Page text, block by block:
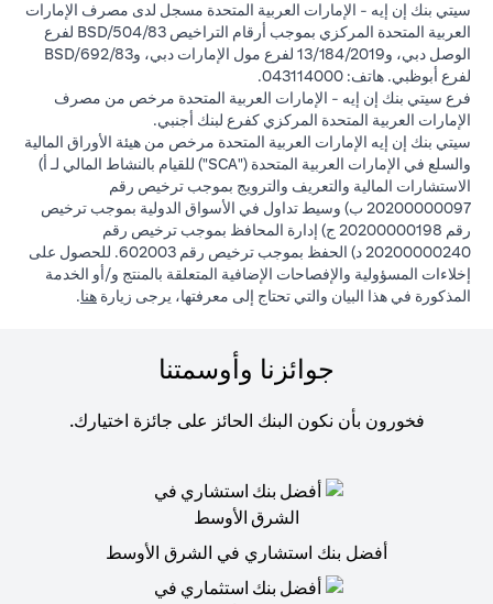
سيتي بنك إن إيه - الإمارات العربية المتحدة مسجل لدى مصرف الإمارات
العربية المتحدة المركزي بموجب أرقام التراخيص BSD/504/83 لفرع
الوصل دبي، و13/184/2019 لفرع مول الإمارات دبي، وBSD/692/83
لفرع أبوظبي. هاتف: 043114000.
فرع سيتي بنك إن إيه - الإمارات العربية المتحدة مرخص من مصرف
الإمارات العربية المتحدة المركزي كفرع لبنك أجنبي.
سيتي بنك إن إيه الإمارات العربية المتحدة مرخص من هيئة الأوراق المالية
والسلع في الإمارات العربية المتحدة ("SCA") للقيام بالنشاط المالي لـ أ)
الاستشارات المالية والتعريف والترويج بموجب ترخيص رقم
20200000097 ب) وسيط تداول في الأسواق الدولية بموجب ترخيص
رقم 20200000198 ج) إدارة المحافظ بموجب ترخيص رقم
20200000240 د) الحفظ بموجب ترخيص رقم 602003. للحصول على
إخلاءات المسؤولية والإفصاحات الإضافية المتعلقة بالمنتج و/أو الخدمة
المذكورة في هذا البيان والتي تحتاج إلى معرفتها، يرجى زيارة هنا.
جوائزنا وأوسمتنا
فخورون بأن نكون البنك الحائز على جائزة اختيارك.
أفضل بنك استشاري في الشرق الأوسط